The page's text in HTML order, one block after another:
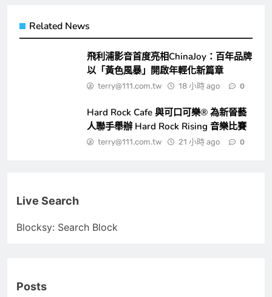
Related News
飛利浦影音首度亮相ChinaJoy：百年品牌
以「黃色風暴」開啟年輕化新篇章
terry@111.com.tw 18 小時 ago 0
Hard Rock Cafe 與可口可樂® 為新晉藝
人聯手舉辦 Hard Rock Rising 音樂比賽
terry@111.com.tw 21 小時 ago 0
Live Search
Blocksy: Search Block
Posts